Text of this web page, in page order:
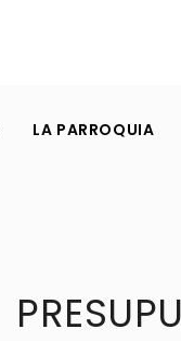
LA PARROQUIA